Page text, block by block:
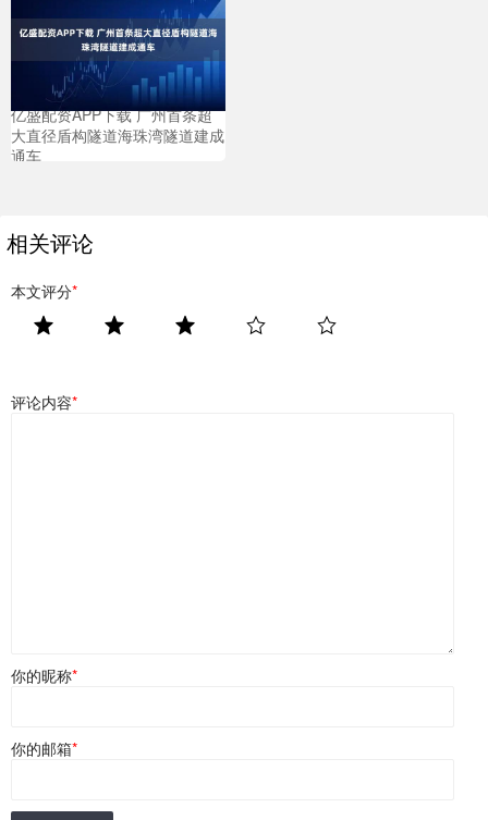
亿盛配资APP下载 广州首条超
大直径盾构隧道海珠湾隧道建成
通车
相关评论
本文评分*
评论内容*
你的昵称*
你的邮箱*